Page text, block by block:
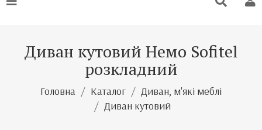
Диван кутовий Немо Sofitel
розкладний
Головна Каталог
Диван, м'які меблі
Диван кутовий